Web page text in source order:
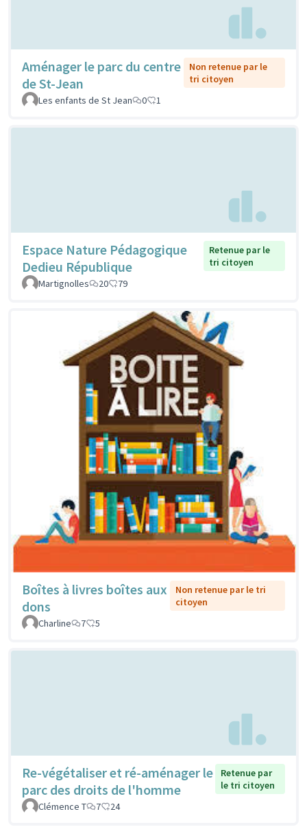
Aménager le parc du centre
de St-Jean
Non retenue par le
tri citoyen
Les enfants de St Jean
0 1
Espace Nature Pédagogique
Dedieu République
Retenue par le
tri citoyen
Martignolles
20 79
Boîtes à livres boîtes aux
dons
Non retenue par le tri
citoyen
Charline
7 5
Re-végétaliser et ré-aménager le
parc des droits de l'homme
Retenue par
le tri citoyen
Clémence T
7 24